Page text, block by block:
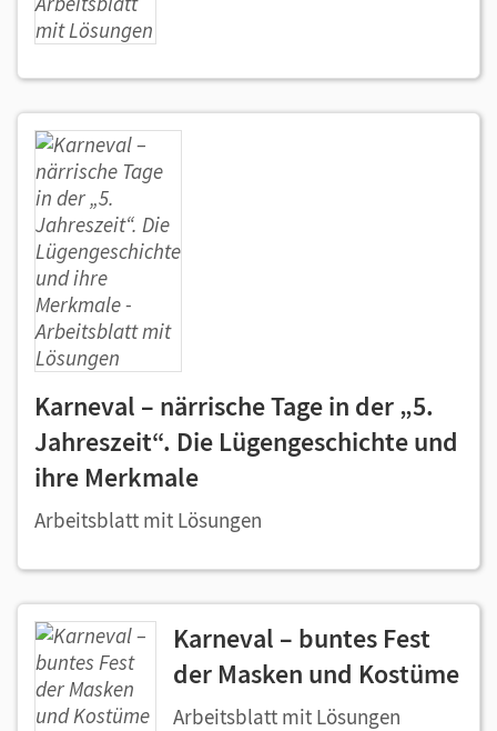
Karneval – närrische Tage in der „5.
Jahreszeit“. Die Lügengeschichte und
ihre Merkmale
Arbeitsblatt mit Lösungen
Karneval – buntes Fest
der Masken und Kostüme
Arbeitsblatt mit Lösungen